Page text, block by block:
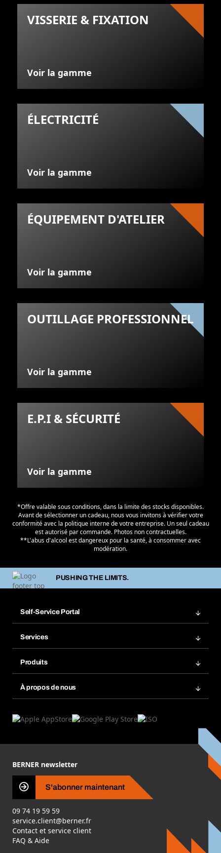
VISSERIE & FIXATION
Voir la gamme
ÉLECTRICITÉ
Voir la gamme
ÉQUIPEMENT D'ATELIER
Voir la gamme
OUTILLAGE PROFESSIONNEL
Voir la gamme
E.P.I & SÉCURITÉ
Voir la gamme
*Offre valable sous conditions, dans la limite des stocks disponibles.
Avant de sélectionner un cadeau, nous vous invitons à vérifier votre
conformité avec la politique interne de votre entreprise. Un seul cadeau
est autorisé par commande. Photos non contractuelles.
**L'abus d'alcool est dangereux pour la santé, à consommer avec
modération.
PUSHING THE LIMITS.
Self-Service Portal
Favoris
Commande automatique
Retour & Réclamation
Services
Gestion des risques chimiques
eProcurement
Guides de choix
Produits
Catégories produits
À propos de nous
Ce qui nous motive
Les magasins BERNER
Presse
Business Conduct
BERNER newsletter
S'abonner maintenant
09 74 19 59 59
service.client@berner.fr
Contact et service client
FAQ & Aide